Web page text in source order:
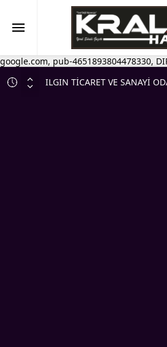
google.com, pub-4651893804478330,
ILGIN TİCARET VE SANAYİ